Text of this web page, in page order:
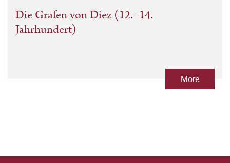
Die Grafen von Diez (12.–14.
Jahrhundert)
More